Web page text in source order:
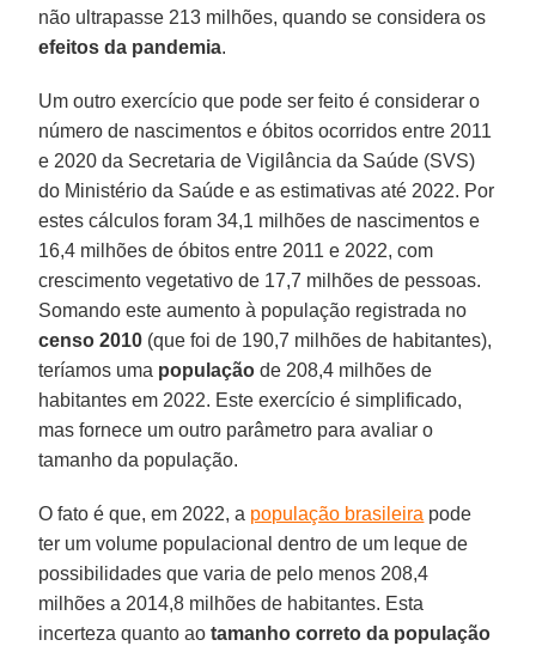
não ultrapasse 213 milhões, quando se considera os
efeitos da pandemia.
Um outro exercício que pode ser feito é considerar o
número de nascimentos e óbitos ocorridos entre 2011
e 2020 da Secretaria de Vigilância da Saúde (SVS)
do Ministério da Saúde e as estimativas até 2022. Por
estes cálculos foram 34,1 milhões de nascimentos e
16,4 milhões de óbitos entre 2011 e 2022, com
crescimento vegetativo de 17,7 milhões de pessoas.
Somando este aumento à população registrada no
censo 2010 (que foi de 190,7 milhões de habitantes),
teríamos uma população de 208,4 milhões de
habitantes em 2022. Este exercício é simplificado,
mas fornece um outro parâmetro para avaliar o
tamanho da população.
O fato é que, em 2022, a população brasileira pode
ter um volume populacional dentro de um leque de
possibilidades que varia de pelo menos 208,4
milhões a 2014,8 milhões de habitantes. Esta
incerteza quanto aotamanho correto da população